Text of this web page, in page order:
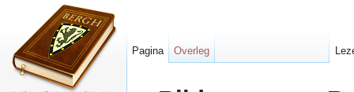
Pagina Overleg